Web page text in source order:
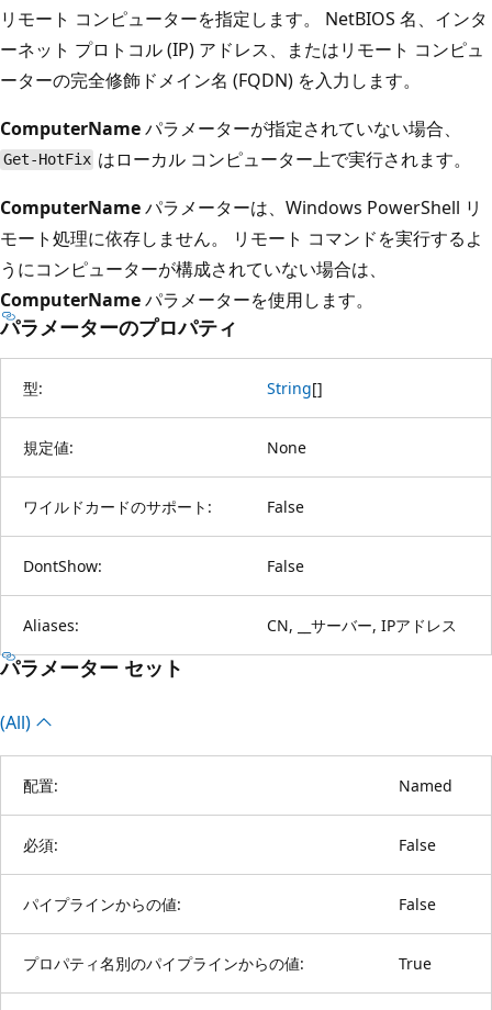
リモート コンピューターを指定します。 NetBIOS 名、インタ
ーネット プロトコル (IP) アドレス、またはリモート コンピュ
ーターの完全修飾ドメイン名 (FQDN) を入力します。
ComputerNameパラメーターが指定されていない場合、
Get-HotFix はローカル コンピューター上で実行されます。
ComputerNameパラメーターは、Windows PowerShell リ
モート処理に依存しません。 リモート コマンドを実行するよ
うにコンピューターが構成されていない場合は、
ComputerNameパラメーターを使用します。
パラメーターのプロパティ
型: String[]
規定値: None
ワイルドカードのサポート: False
DontShow: False
Aliases: CN, __サーバー, IPアドレス
パラメーター セット
(All)
配置: Named
必須: False
パイプラインからの値: False
プロパティ名別のパイプラインからの値: True